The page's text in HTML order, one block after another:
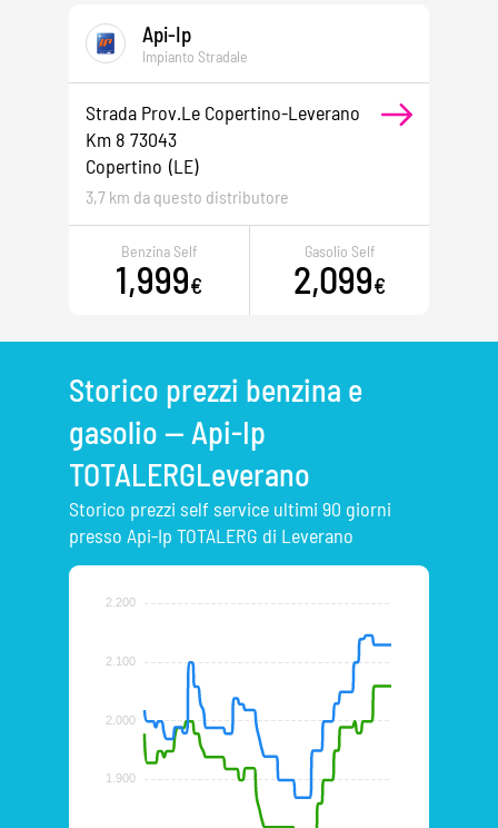
Api-Ip
Impianto Stradale
Strada Prov.le Copertino-Leverano
Km 8 73043
Copertino (LE)
3,7 km da questo distributore
Benzina Self
1,999€
Gasolio Self
2,099€
Storico prezzi benzina e
gasolio — Api-Ip
TOTALERGLeverano
Storico prezzi self service ultimi 90 giorni
presso Api-Ip TOTALERG di Leverano